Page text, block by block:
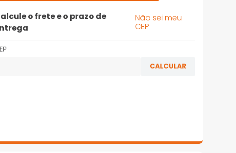
o frete e o prazo de
Não sei meu
CEP